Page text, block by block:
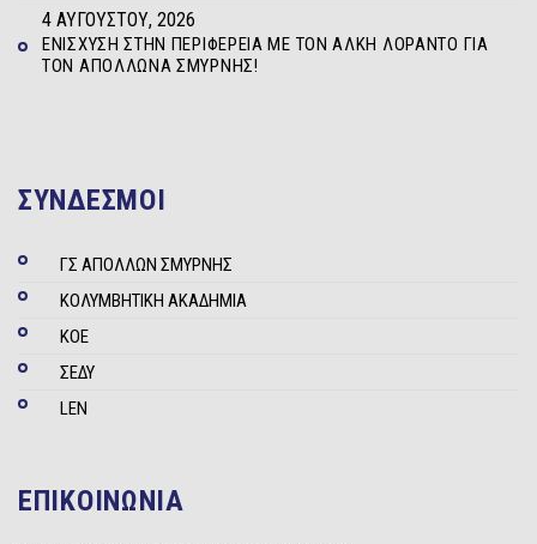
ΕΝΊΣΧΥΣΗ ΣΤΗΝ ΠΕΡΙΦΈΡΕΙΑ ΜΕ ΤΟΝ ΆΛΚΗ ΛΟΡΆΝΤΟ ΓΙΑ
ΤΟΝ ΑΠΌΛΛΩΝΑ ΣΜΎΡΝΗΣ!
4 ΑΥΓΟΎΣΤΟΥ, 2026
ΣΥΝΔΕΣΜΟΙ
ΓΣ ΑΠΟΛΛΩΝ ΣΜΥΡΝΗΣ
ΚΟΛΥΜΒΗΤΙΚΗ ΑΚΑΔΗΜΙΑ
ΚΟΕ
ΣΕΔΥ
LEN
ΕΠΙΚΟΙΝΩΝΙΑ